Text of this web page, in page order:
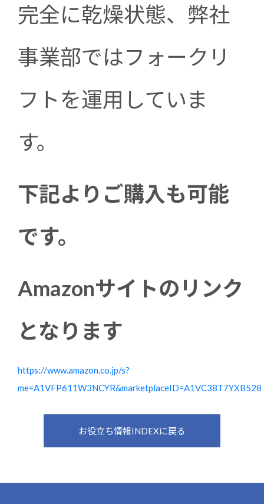
完全に乾燥状態、弊社
事業部ではフォークリ
フトを運用していま
す。
下記よりご購入も可能
です。
Amazonサイトのリンク
となります
https://www.amazon.co.jp/s?
me=A1VFP611W3NCYR&marketplaceID=A1VC38T7YXB528
お役立ち情報INDEXに戻る